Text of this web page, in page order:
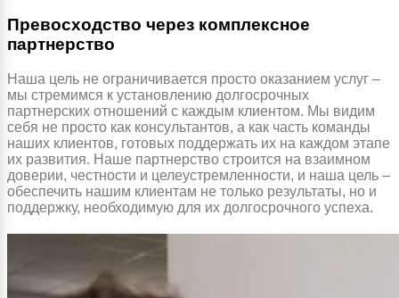
Превосходство через комплексное
партнерство
Наша цель не ограничивается просто оказанием услуг –
мы стремимся к установлению долгосрочных
партнерских отношений с каждым клиентом. Мы видим
себя не просто как консультантов, а как часть команды
наших клиентов, готовых поддержать их на каждом этапе
их развития. Наше партнерство строится на взаимном
доверии, честности и целеустремленности, и наша цель –
обеспечить нашим клиентам не только результаты, но и
поддержку, необходимую для их долгосрочного успеха.